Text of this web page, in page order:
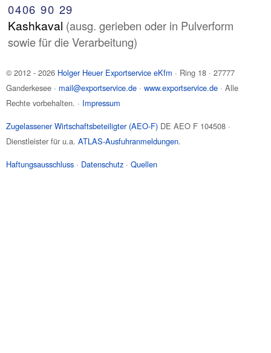
0406 90 29
Kashkaval (ausg. gerieben oder in Pulverform
sowie für die Verarbeitung)
© 2012 - 2026 Holger Heuer Exportservice eKfm · Ring 18 ·27777
Ganderkesee · mail@exportservice.de ·www.exportservice.de · Alle
Rechte vorbehalten. · Impressum
Zugelassener Wirtschaftsbeteiligter (AEO-F) DE AEO F 104508 ·
Dienstleister für u.a.ATLAS-Ausfuhranmeldungen.
Haftungsausschluss · Datenschutz ·Quellen